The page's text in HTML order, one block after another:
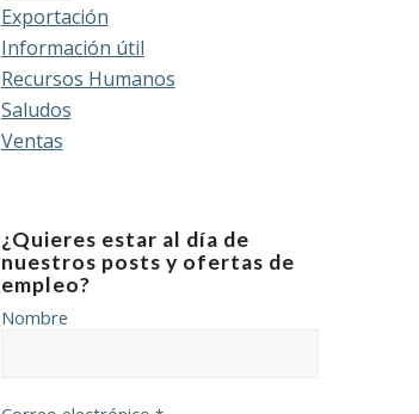
Exportación
Información útil
Recursos Humanos
Saludos
Ventas
¿Quieres estar al día de
nuestros posts y ofertas de
empleo?
Nombre